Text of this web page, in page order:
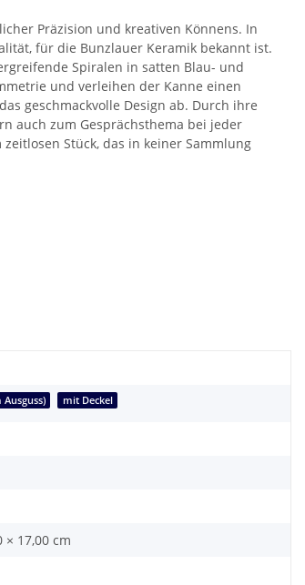
Präzision und kreativen Könnens. In
für die Bunzlauer Keramik bekannt ist.
Spiralen in satten Blau- und
und verleihen der Kanne einen
geschmackvolle Design ab. Durch ihre
auch zum Gesprächsthema bei jeder
Stück, das in keiner Sammlung
Ausguss) mit Deckel
× 17,00 cm